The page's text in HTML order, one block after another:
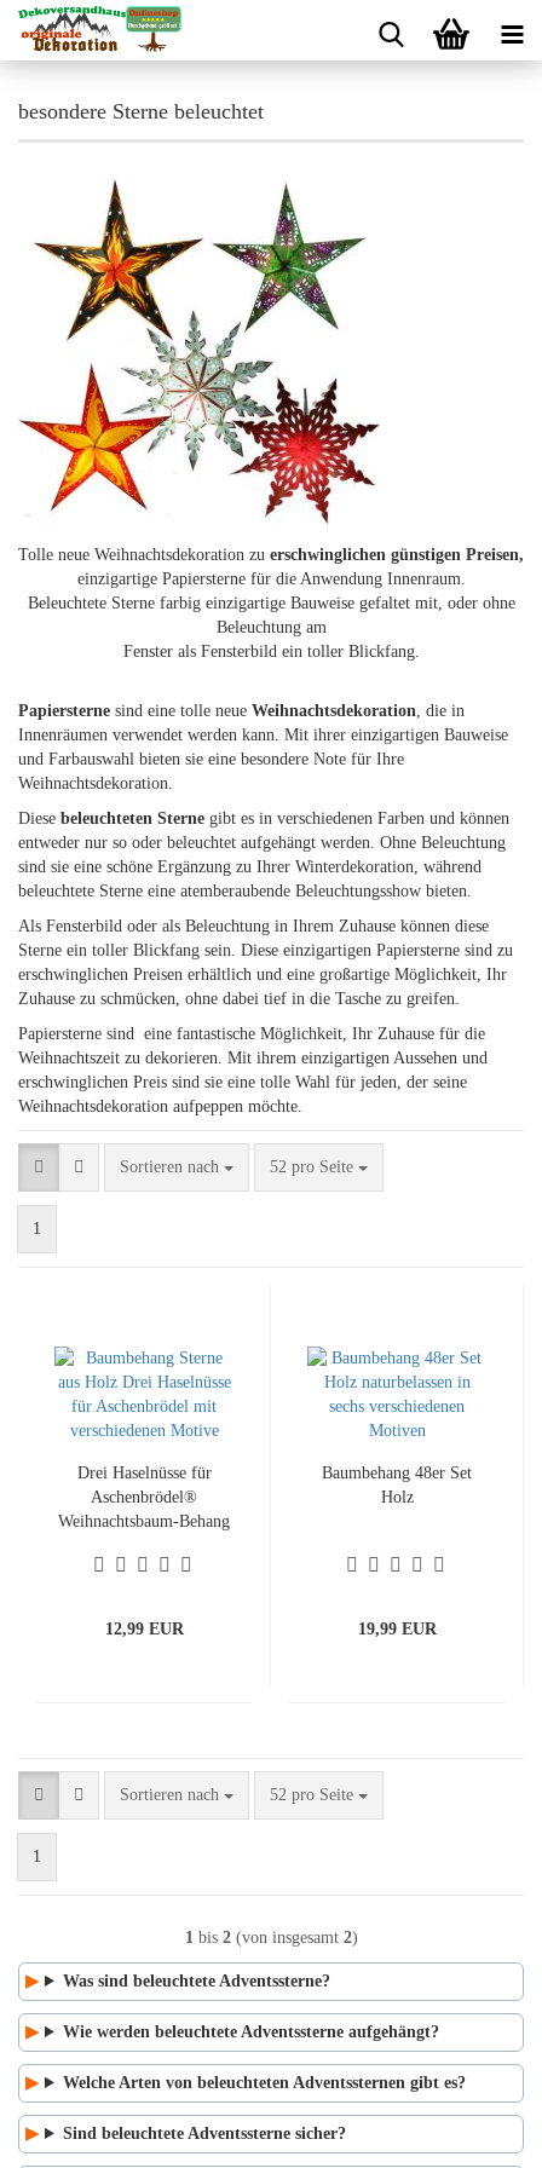
besondere Sterne beleuchtet
Tolle neue Weihnachtsdekoration zu erschwinglichen günstigen Preisen,
einzigartige Papiersterne für die Anwendung Innenraum.
Beleuchtete Sterne farbig einzigartige Bauweise gefaltet mit, oder ohne
Beleuchtung am
Fenster als Fensterbild ein toller Blickfang.
Papiersterne sind eine tolle neue Weihnachtsdekoration, die in
Innenräumen verwendet werden kann. Mit ihrer einzigartigen Bauweise
und Farbauswahl bieten sie eine besondere Note für Ihre
Weihnachtsdekoration.
Diese beleuchteten Sterne gibt es in verschiedenen Farben und können
entweder nur so oder beleuchtet aufgehängt werden. Ohne Beleuchtung
sind sie eine schöne Ergänzung zu Ihrer Winterdekoration, während
beleuchtete Sterne eine atemberaubende Beleuchtungsshow bieten.
Als Fensterbild oder als Beleuchtung in Ihrem Zuhause können diese
Sterne ein toller Blickfang sein. Diese einzigartigen Papiersterne sind zu
erschwinglichen Preisen erhältlich und eine großartige Möglichkeit, Ihr
Zuhause zu schmücken, ohne dabei tief in die Tasche zu greifen.
Papiersterne sind eine fantastische Möglichkeit, Ihr Zuhause für die
Weihnachtszeit zu dekorieren. Mit ihrem einzigartigen Aussehen und
erschwinglichen Preis sind sie eine tolle Wahl für jeden, der seine
Weihnachtsdekoration aufpeppen möchte.
Sortieren nach
Sortieren nach 52 pro Seite
pro Seite
1
Drei Haselnüsse für
Aschenbrödel®
Weihnachtsbaum-Behang
12,99 EUR
Baumbehang 48er Set
Holz
19,99 EUR
Sortieren nach
Sortieren nach 52 pro Seite
pro Seite
1
1bis 2(von insgesamt 2)
Was sind beleuchtete Adventssterne?
Wie werden beleuchtete Adventssterne aufgehängt?
Welche Arten von beleuchteten Adventssternen gibt es?
Sind beleuchtete Adventssterne sicher?